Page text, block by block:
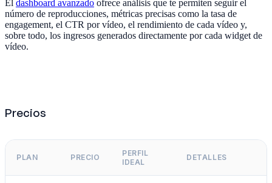
El dashboard avanzado ofrece análisis que te permiten seguir el
número de reproducciones, métricas precisas como la tasa de
engagement, el CTR por vídeo, el rendimiento de cada vídeo y,
sobre todo, los ingresos generados directamente por cada widget de
vídeo.
Precios
PLAN PRECIO
PERFIL
IDEAL
DETALLES